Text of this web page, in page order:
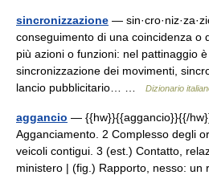
sincronizzazione —
conseguimento di una coincidenza o
più azioni o funzioni: nel pattinaggio
sincronizzazione dei movimenti,
lancio pubblicitario… …
Dizionario
aggancio — {{hw}}{{aggancio}}{{/
Agganciamento. 2 Complesso degli
veicoli contigui. 3 (est.) Contatto,
ministero | (fig.) Rapporto, nesso: un